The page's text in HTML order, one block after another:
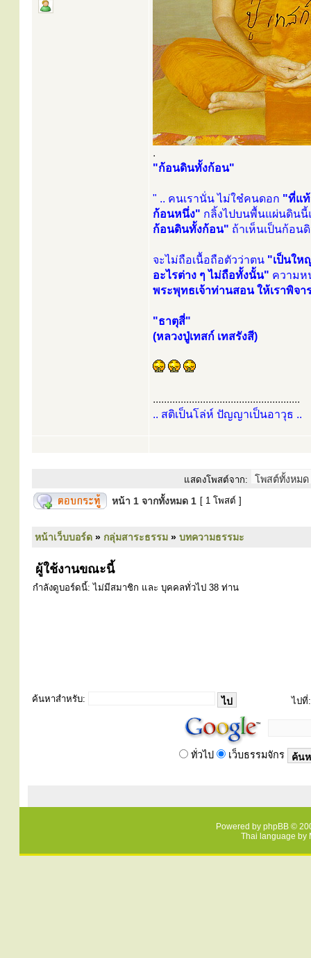
.
"ก้อนดินทั้งก้อน"
" .. คนเรานั่น ไม่ใชํคนดอก "ที่แท้
ก้อนหนึ่ง" กลิ้งไปบนพื้นแผ่นดิน
ก้อนดินทั้งก้อน" ถ้าเห็นเป็นก้อน
จะไม่ถือเนื้อถือตัวว่าตน "เป็นให
อะไรต่าง ๆ ไม่ถือทั้งนั้น" ความห
พระพุทธเจ้าท่านสอน ให้เราพิจ
"ธาตุสี่"
(หลวงปู่เทสก์ เทสรังสี)
.....................................................
.. สติเป็นโล่ห์ ปัญญาเป็นอาวุธ ..
แสดงโพสต์จาก:
หน้า 1 จากทั้งหมด 1 [ 1 โพสต์ ]
หน้าเว็บบอร์ด » กลุ่มสาระธรรม » บทความธรรมะ
ผู้ใช้งานขณะนี้
กำลังดูบอร์ดนี้: ไม่มีสมาชิก และ บุคคลทั่วไป 38 ท่าน
ค้นหาสำหรับ: ไปที่:
ทั่วไป เว็บธรรมจักร
Powered by phpBB ©
Thai language by